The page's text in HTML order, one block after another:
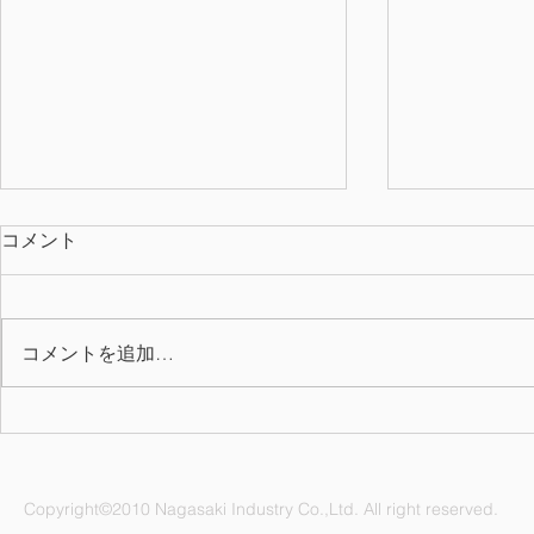
コメント
コメントを追加…
Copyright©2010 Nagasaki Industry Co.,Ltd. All right reserved.